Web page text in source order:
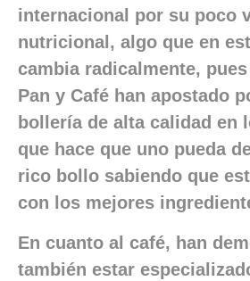
internacional por su poco
nutricional, algo que en
cambia radicalmente,
Pan y Café han apostado
bollería de alta calidad en
que hace que uno pueda
rico bollo sabiendo que
con los mejores
En cuanto al café, han
también estar